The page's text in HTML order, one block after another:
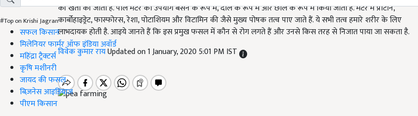
#Top on Krishi Jagran
सफल किसान
मिलेनियर फार्मर ऑफ इंडिया अवॉर्ड
महिंद्रा ट्रैक्टर्स
कृषि मशीनरी
जायद की फसल
बिज़नेस आइडियाज
पीएम किसान
की खेती की जाती है. पीले मटर का उपयोग बेसन के रूप में, दाल के रूप में और छोले के रूप में किया जाता है. मटर में प्रोटीन,
कार्बोहाइड्रेट, फास्फोरस, रेशा, पोटाशियम और विटामिन की जैसे मुख्य पोषक तत्व पाए जाते हैं. ये सभी तत्व हमारे शरीर के लिए
लाभदायक होती है. आइये जानते हैं कि इस प्रमुख फसल में कौन से रोग लगते हैं और उनसे किस तरह से निजात पाया जा सकता है.
विवेक कुमार रायUpdated on 1 January, 2020 5:01 PM IST